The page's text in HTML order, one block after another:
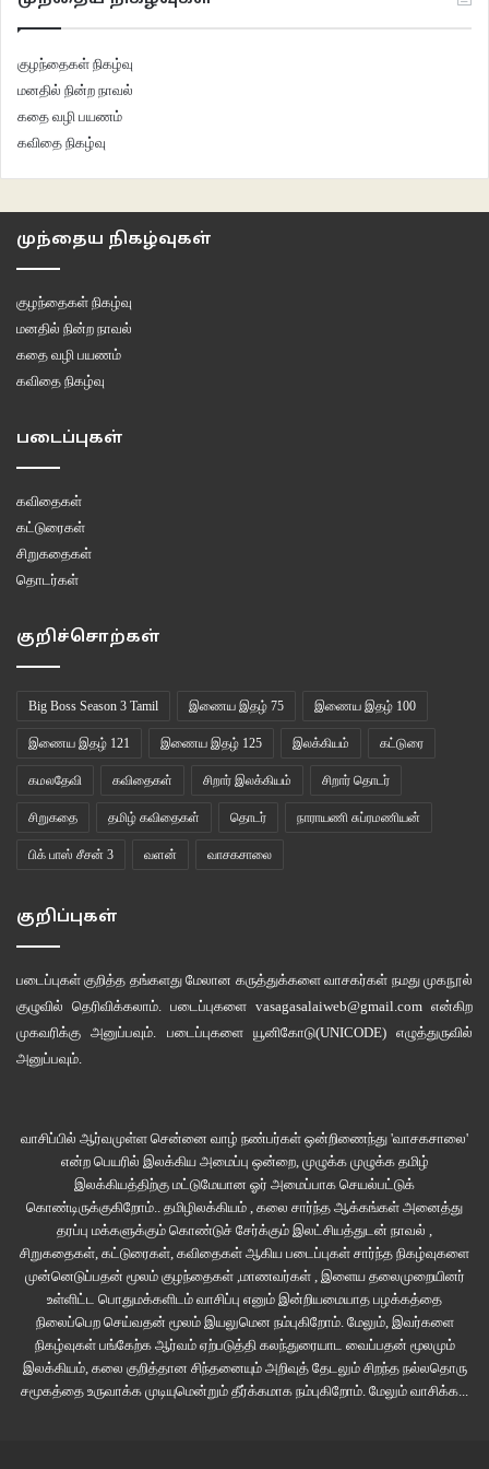
குழந்தைகள் நிகழ்வு
மனதில் நின்ற நாவல்
கதை வழி பயணம்
கவிதை நிகழ்வு
முந்தைய நிகழ்வுகள்
குழந்தைகள் நிகழ்வு
மனதில் நின்ற நாவல்
கதை வழி பயணம்
கவிதை நிகழ்வு
படைப்புகள்
கவிதைகள்
கட்டுரைகள்
சிறுகதைகள்
தொடர்கள்
குறிச்சொற்கள்
Big Boss Season 3 Tamil இணைய இதழ் 75 இணைய இதழ் 100
இணைய இதழ் 121 இணைய இதழ் 125 இலக்கியம் கட்டுரை
கமலதேவி கவிதைகள் சிறார் இலக்கியம் சிறார் தொடர்
சிறுகதை தமிழ் கவிதைகள் தொடர் நாராயணி சுப்ரமணியன்
பிக் பாஸ் சீசன் 3 வளன் வாசகசாலை
குறிப்புகள்
படைப்புகள் குறித்த தங்களது மேலான கருத்துக்களை வாசகர்கள் நமது முகநூல்
குழுவில் தெரிவிக்கலாம். படைப்புகளை vasagasalaiweb@gmail.com என்கிற
முகவரிக்கு அனுப்பவும். படைப்புகளை யூனிகோடு(UNICODE)எழுத்துருவில்
அனுப்பவும்.
வாசிப்பில் ஆர்வமுள்ள சென்னை வாழ் நண்பர்கள் ஒன்றிணைந்து 'வாசகசாலை'
என்ற பெயரில் இலக்கிய அமைப்பு ஒன்றை, முழுக்க முழுக்க தமிழ்
இலக்கியத்திற்கு மட்டுமேயான ஓர் அமைப்பாக செயல்பட்டுக்
கொண்டிருக்குகிறோம்.. தமிழிலக்கியம் , கலை சார்ந்த ஆக்கங்கள் அனைத்து
தரப்பு மக்களுக்கும் கொண்டுச் சேர்க்கும் இலட்சியத்துடன் நாவல் ,
சிறுகதைகள், கட்டுரைகள், கவிதைகள் ஆகிய படைப்புகள் சார்ந்த நிகழ்வுகளை
முன்னெடுப்பதன் மூலம் குழந்தைகள் ,மாணவர்கள் , இளைய தலைமுறையினர்
உள்ளிட்ட பொதுமக்களிடம் வாசிப்பு எனும் இன்றியமையாத பழக்கத்தை
நிலைப்பெற செய்வதன் மூலம் இயலுமென நம்புகிறோம். மேலும், இவர்களை
நிகழ்வுகள் பங்கேற்க ஆர்வம் ஏற்படுத்தி கலந்துரையாட வைப்பதன் மூலமும்
இலக்கியம், கலை குறித்தான சிந்தனையும் அறிவுத் தேடலும் சிறந்த நல்லதொரு
சமூகத்தை உருவாக்க முடியுமென்றும் தீர்க்கமாக நம்புகிறோம். மேலும் வாசிக்க...